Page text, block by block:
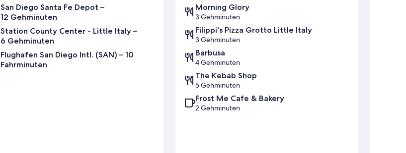
San Diego Santa Fe Depot –
12 Gehminuten
Station County Center - Little Italy –
6 Gehminuten
Flughafen San Diego Intl. (SAN) – 10
Fahrminuten
Morning Glory
3 Gehminuten
Filippi's Pizza Grotto Little Italy
3 Gehminuten
Barbusa
4 Gehminuten
The Kebab Shop
5 Gehminuten
Frost Me Cafe & Bakery
2 Gehminuten